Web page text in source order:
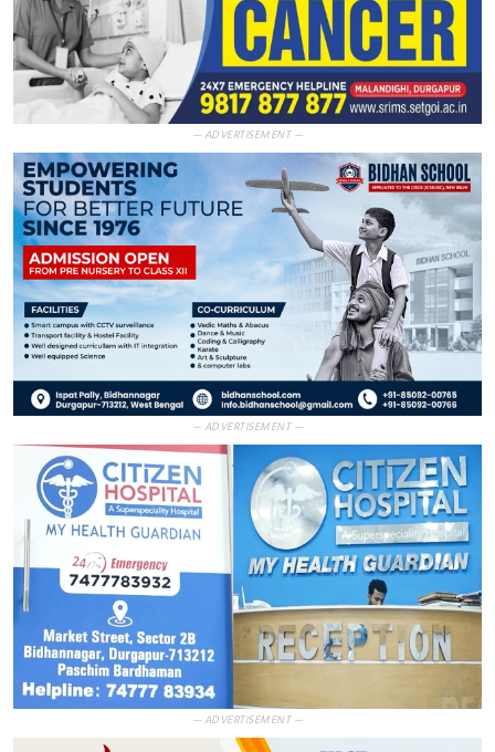
— ADVERTISEMENT —
— ADVERTISEMENT —
— ADVERTISEMENT —